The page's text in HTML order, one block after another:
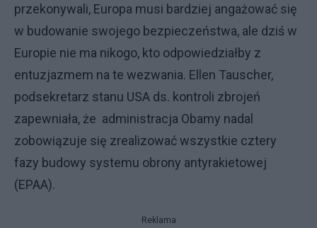
przekonywali, Europa musi bardziej angażować się
w budowanie swojego bezpieczeństwa, ale dziś w
Europie nie ma nikogo, kto odpowiedziałby z
entuzjazmem na te wezwania. Ellen Tauscher,
podsekretarz stanu USA ds. kontroli zbrojeń
zapewniała, że administracja Obamy nadal
zobowiązuje się zrealizować wszystkie cztery
fazy budowy systemu obrony antyrakietowej
(EPAA).
Reklama